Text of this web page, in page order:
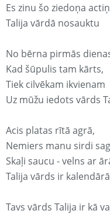
Es zinu šo ziedoņa
Talija vārdā nosauktu
No bērna pirmās
Kad šūpulis tam kārts,
Tiek cilvēkam ikvienam
Uz mūžu iedots vārds
Acis platas rītā agrā,
Nemiers manu sirdi
Skaļi saucu - velns ar
Talija vārds ir
Tavs vārds Talija ir kā